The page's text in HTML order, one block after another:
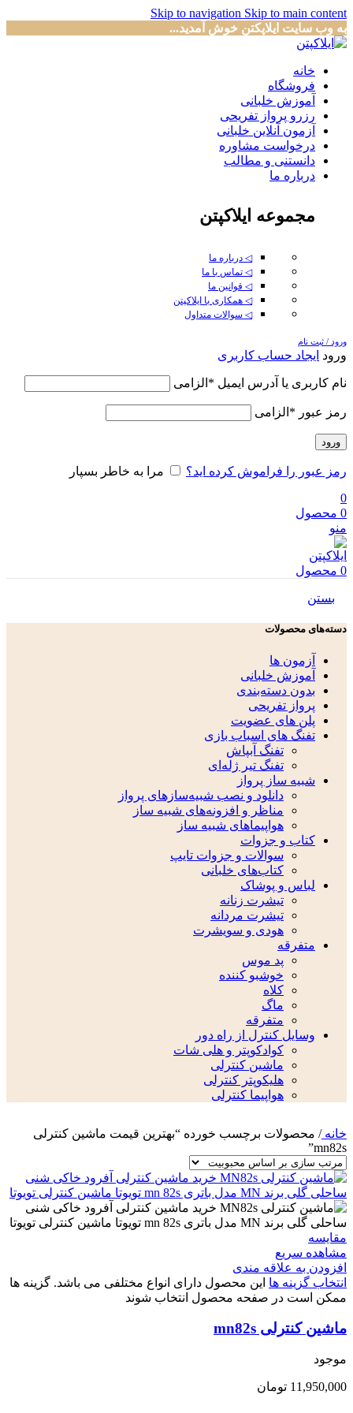
Skip to navigation Skip to main content
به وب سایت ایلاپکتن خوش آمدید...
خانه
فروشگاه
آموزش خلبانی
رزرو پرواز تفریحی
آزمون آنلاین خلبانی
درخواست مشاوره
دانستنی و مطالب
درباره ما
مجموعه ایلاکپتن
◁ درباره ما
◁ تماس با ما
◁ قوانین ما
◁ همکاری با ایلاکپتن
◁ سوالات متداول
ورود / ثبت نام
ورود ایجاد حساب کاربری
نام کاربری یا آدرس ایمیل * الزامی
رمز عبور * الزامی
ورود
رمز عبور را فراموش کرده اید؟
مرا به خاطر بسپار
0
0 محصول
منو
0 محصول
بستن
دسته‌های محصولات
آزمون ها
آموزش خلبانی
بدون دسته‌بندی
پرواز تفریحی
پلن های عضویت
تفنگ های اسباب بازی
تفنگ آبپاش
تفنگ تیر ژله‌ای
شبیه ساز پرواز
دانلود و نصب شبیه‌سازهای پرواز
مناظر و افزونه‌های شبیه ساز
هواپیماهای شبیه ساز
کتاب و جزوات
سوالات و جزوات تایپ
کتاب‌های خلبانی
لباس و پوشاک
تیشرت زنانه
تیشرت مردانه
هودی و سویشرت
متفرقه
پد موس
خوشبو کننده
کلاه
ماگ
متفرقه
وسایل کنترل از راه دور
کوادکوپتر و هلی شات
ماشین کنترلی
هلیکوپتر کنترلی
هواپیما کنترلی
خانه/ محصولات برچسب خورده “بهترین قیمت ماشین کنترلی
mn82s”
مقایسه
مشاهده سریع
افزودن به علاقه مندی
انتخاب گزینه ها این محصول دارای انواع مختلفی می باشد. گزینه ها
ممکن است در صفحه محصول انتخاب شوند
ماشین کنترلی mn82s
موجود
11,950,000 تومان